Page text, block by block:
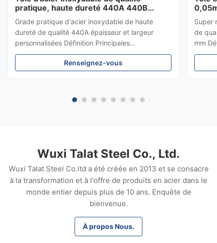
pratique, haute dureté 440A 440B
440C, épaisseur et largeur
personnalisées
Grade pratique d'acier inoxydable de haute
dureté de qualité 440A épaisseur et largeur
personnalisées Définition Principales
caractéristiques: Un acier inoxydable
martensitique à haute teneur en chrome, à
Renseignez-vous
Super
de
mm
Wuxi Talat Steel Co., Ltd.
Wuxi Talat Steel Co.ltd a été créée en 2013 et se consacre
à la transformation et à l'offre de produits en acier dans le
monde entier depuis plus de 10 ans. Enquête de
bienvenue.
À propos Nous.